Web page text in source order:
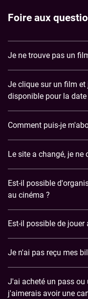
Foire aux
Je ne trouve pas un
Je clique sur un film et
disponible pour la
Comment puis-je
Le site a changé, je
Est-il possible
au cinéma ?
Est-il possible de
​Je n'ai pas reçu mes
J'ai acheté un pass ou
j'aimerais avoir une